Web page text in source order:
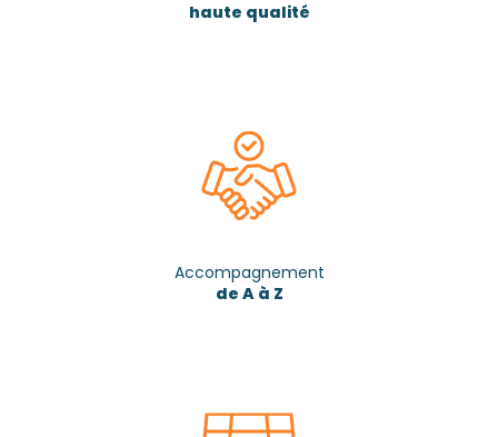
haute qualité
Accompagnement
de A à Z